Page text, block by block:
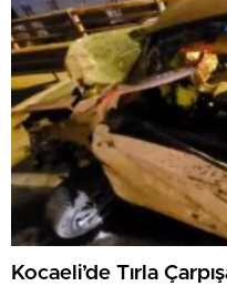
Kocaeli’de Tırla